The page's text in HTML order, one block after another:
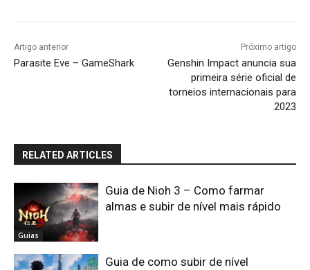
Artigo anterior
Parasite Eve – GameShark
Próximo artigo
Genshin Impact anuncia sua
primeira série oficial de
torneios internacionais para
2023
RELATED ARTICLES
Guias
Guia de Nioh 3 – Como farmar
almas e subir de nível mais rápido
Guia de como subir de nível